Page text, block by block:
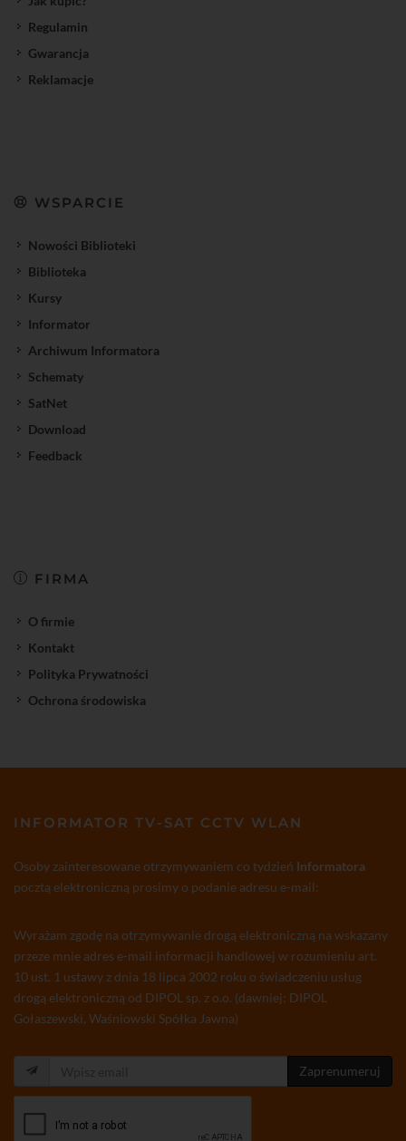
Regulamin
Gwarancja
Reklamacje
WSPARCIE
Nowości Biblioteki
Biblioteka
Kursy
Informator
Archiwum Informatora
Schematy
SatNet
Download
Feedback
FIRMA
O firmie
Kontakt
Polityka Prywatności
Ochrona środowiska
INFORMATOR TV-SAT CCTV WLAN
Osoby zainteresowane otrzymywaniem co tydzień Informatora
pocztą elektroniczną prosimy o podanie adresu e-mail:
Wyrażam zgodę na otrzymywanie drogą elektroniczną na wskazany
przeze mnie adres e-mail informacji handlowej w rozumieniu art.
10 ust. 1 ustawy z dnia 18 lipca 2002 roku o świadczeniu usług
drogą elektroniczną od DIPOL sp. z o.o. (dawniej: DIPOL
Gołaszewski, Waśniowski Spółka Jawna)
Zaprenumeruj